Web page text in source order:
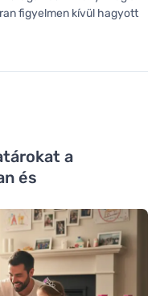
figyelmen kívül hagyott
a
és